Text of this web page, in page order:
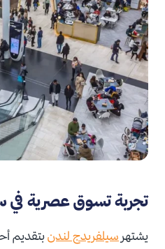
تجربة تسوق عصرية في
يشتهر سيلفريدج لندنبتقديم